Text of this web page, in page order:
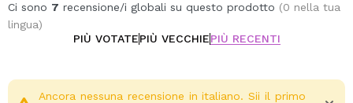
Ci sono 7 recensione/i globali su questo prodotto (0 nella tua
lingua)
PIÙ VOTATEPIÙ VECCHIEPIÙ RECENTI
Ancora nessuna recensione in italiano. Sii il primo